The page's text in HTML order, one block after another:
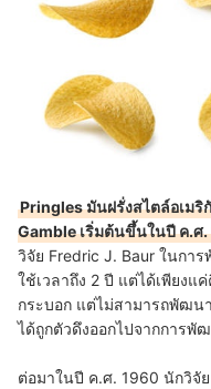
Pringles มันฝรั่งสไตล์อเม
Gamble เริ่มต้นขึ้นในปี ค.ศ.
วิจัย Fredric J. Baur ในกา
ใช้เวลาถึง 2 ปี แต่ได้เพียง
กระบอก แต่ไม่สามารถพัฒน
ได้ถูกตัวดึงออกไปจากการพั
ต่อมาในปี ค.ศ. 1960 นักวิจั